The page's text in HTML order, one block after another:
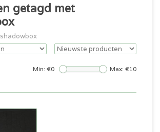
getagd met
shadowbox
Min: €0 Max: €10